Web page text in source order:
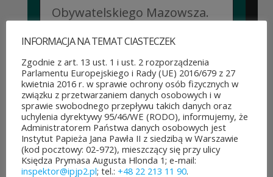
Obywatelskiego Mazowsza.
To mieszkańcy zdecydują,
które pomysły dostaną
dofinansowanie z budżetu
samorządu województwa
mazowieckiego. Do rozdania
jest aż 30 mln zł! Mieszkańcy
województwa mazowieckiego
INFORMACJA NA TEMAT CIASTECZEK
Zgodnie z art. 13 ust. 1 i ust. 2 rozporządzenia
Parlamentu Europejskiego i Rady (UE) 2016/679 z 27
kwietnia 2016 r. w sprawie ochrony osób fizycznych w
związku z przetwarzaniem danych osobowych i w
sprawie swobodnego przepływu takich danych oraz
uchylenia dyrektywy 95/46/WE (RODO), informujemy, że
Administratorem Państwa danych osobowych jest
Instytut Papieża Jana Pawła II z siedzibą w Warszawie
(kod pocztowy: 02-972), mieszczący się przy ulicy
Księdza Prymasa Augusta Hlonda 1; e-mail:
inspektor@ipjp2.pl; tel.: +48 22 213 11 90.